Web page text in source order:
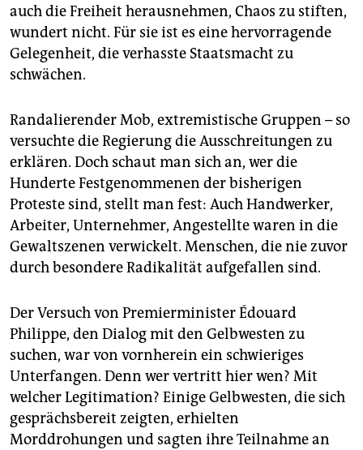
auch die Freiheit herausnehmen, Chaos zu stiften,
wundert nicht. Für sie ist es eine hervorragende
Gelegenheit, die verhasste Staatsmacht zu
schwächen.
Randalierender Mob, extremistische Gruppen – so
versuchte die Regierung die Ausschreitungen zu
erklären. Doch schaut man sich an, wer die
Hunderte Festgenommenen der bisherigen
Proteste sind, stellt man fest: Auch Handwerker,
Arbeiter, Unternehmer, Angestellte waren in die
Gewaltszenen verwickelt. Menschen, die nie zuvor
durch besondere Radikalität aufgefallen sind.
Der Versuch von Premierminister Édouard
Philippe, den Dialog mit den Gelbwesten zu
suchen, war von vornherein ein schwieriges
Unterfangen. Denn wer vertritt hier wen? Mit
welcher Legitimation? Einige Gelbwesten, die sich
gesprächsbereit zeigten, erhielten
Morddrohungen und sagten ihre Teilnahme an